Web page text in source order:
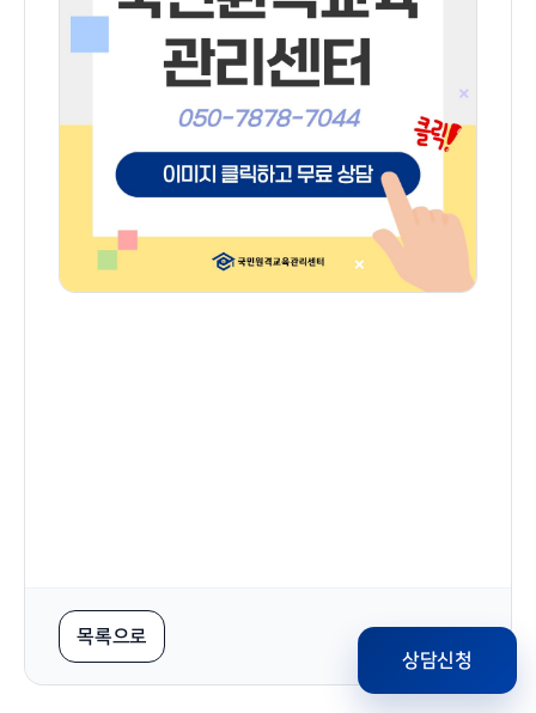
목록으로
상담신청